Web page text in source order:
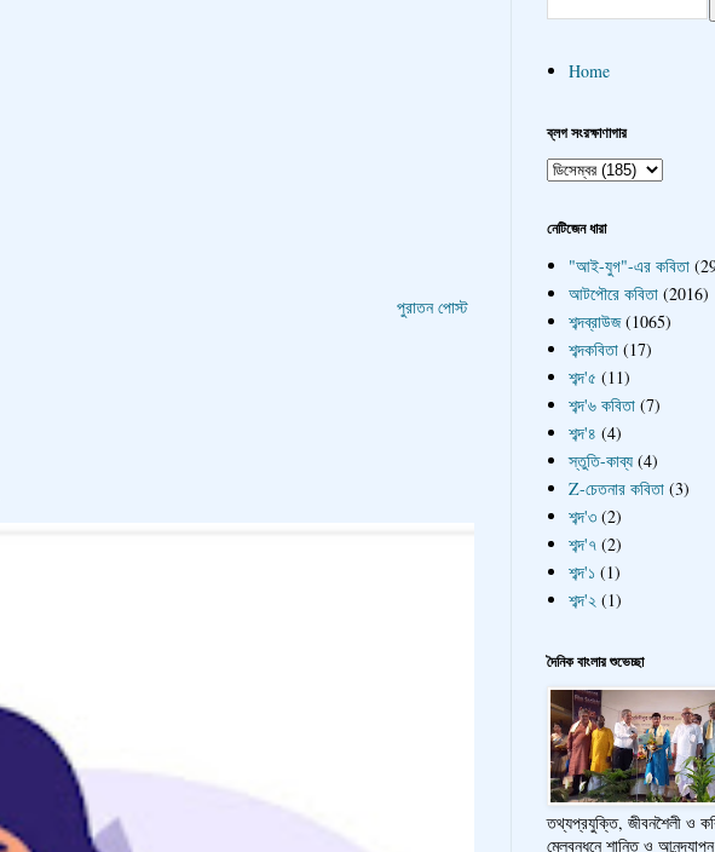
পুরাতন পোস্ট
Home
ব্লগ সংরক্ষাণাগার
নেটিজেন ধারা
"আই-যুগ"-এর কবিতা
আটপৌরে কবিতা (2016)
শব্দব্রাউজ (1065)
শব্দকবিতা (17)
শব্দ'৫ (11)
শব্দ'৬ কবিতা (7)
শব্দ'৪ (4)
স্তুতি-কাব্য (4)
Z-চেতনার কবিতা (3)
শব্দ'৩ (2)
শব্দ'৭ (2)
শব্দ'১ (1)
শব্দ'২ (1)
দৈনিক বাংলার শুভেচ্ছা
তথ্যপ্রযুক্তি, জীবনশৈলী ও
মেলবন্ধনে শান্তি ও আনন্দযাপন